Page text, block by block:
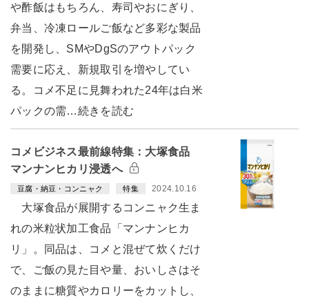
や酢飯はもちろん、寿司やおにぎり、
弁当、冷凍ロールご飯など多彩な製品
を開発し、SMやDgSのアウトパック
需要に応え、新規取引を増やしてい
る。コメ不足に見舞われた24年は白米
パックの需…続きを読む
コメビジネス最前線特集：大塚食品
マンナンヒカリ浸透へ
豆腐・納豆・コンニャク 特集 2024.10.16
大塚食品が展開するコンニャク生ま
れの米粒状加工食品「マンナンヒカ
リ」。同品は、コメと混ぜて炊くだけ
で、ご飯の見た目や量、おいしさはそ
のままに糖質やカロリーをカットし、